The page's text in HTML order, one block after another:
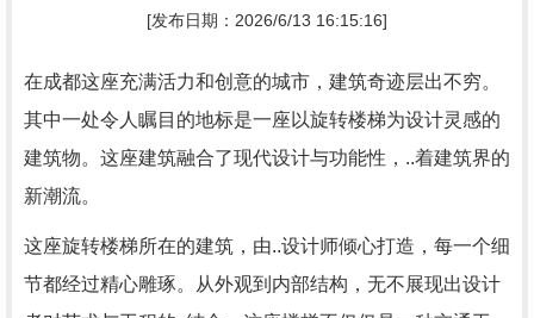
[发布日期：2026/6/13 16:15:16]
在成都这座充满活力和创意的城市，建筑奇迹层出不穷。
其中一处令人瞩目的地标是一座以旋转楼梯为设计灵感的
建筑物。这座建筑融合了现代设计与功能性，..着建筑界的
新潮流。
这座旋转楼梯所在的建筑，由..设计师倾心打造，每一个细
节都经过精心雕琢。从外观到内部结构，无不展现出设计